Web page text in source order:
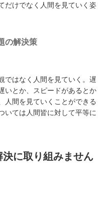
だけでなく人間を見ていく姿
の解決策
ではなく人間を見ていく。遅
いとか、スピードがあるとか
人間を見ていくことができる
いては人間皆に対して平等に
に取り組みません